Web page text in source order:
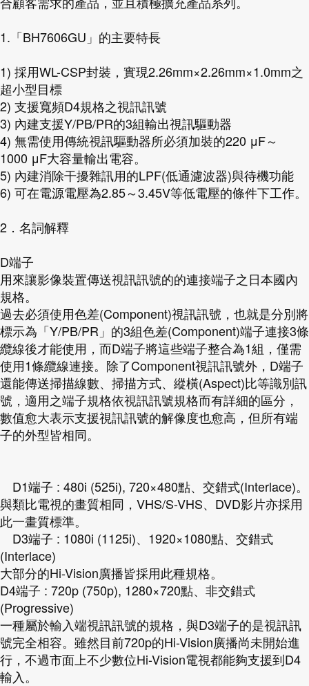
1.「BH7606GU」的主要特長
1) 採用WL-CSP封裝，實現2.26mm×2.26mm×1.0mm之
超小型目標
2) 支援寬頻D4規格之視訊訊號
3) 內建支援Y/PB/PR的3組輸出視訊驅動器
4) 無需使用傳統視訊驅動器所必須加裝的220 μF～
1000 μF大容量輸出電容。
5) 內建消除干擾雜訊用的LPF(低通濾波器)與待機功能
6) 可在電源電壓為2.85～3.45V等低電壓的條件下工作。
2．名詞解釋
D端子
用來讓影像裝置傳送視訊訊號的的連接端子之日本國內
規格。
過去必須使用色差(Component)視訊訊號，也就是分別將
標示為「Y/PB/PR」的3組色差(Component)端子連接3條
纜線後才能使用，而D端子將這些端子整合為1組，僅需
使用1條纜線連接。除了Component視訊訊號外，D端子
還能傳送掃描線數、掃描方式、縱橫(Aspect)比等識別訊
號，適用之端子規格依視訊訊號規格而有詳細的區分，
數值愈大表示支援視訊訊號的解像度也愈高，但所有端
子的外型皆相同。
D1端子 : 480i (525i), 720×480點、交錯式(Interlace)。
與類比電視的畫質相同，VHS/S-VHS、DVD影片亦採用
此一畫質標準。
D3端子 : 1080i (1125i)、1920×1080點、交錯式
(Interlace)
大部分的Hi-Vision廣播皆採用此種規格。
D4端子 : 720p (750p), 1280×720點、非交錯式
(Progressive)
一種屬於輸入端視訊訊號的規格，與D3端子的是視訊訊
號完全相容。雖然目前720p的Hi-Vision廣播尚未開始進
行，不過市面上不少數位Hi-Vision電視都能夠支援到D4
輸入。